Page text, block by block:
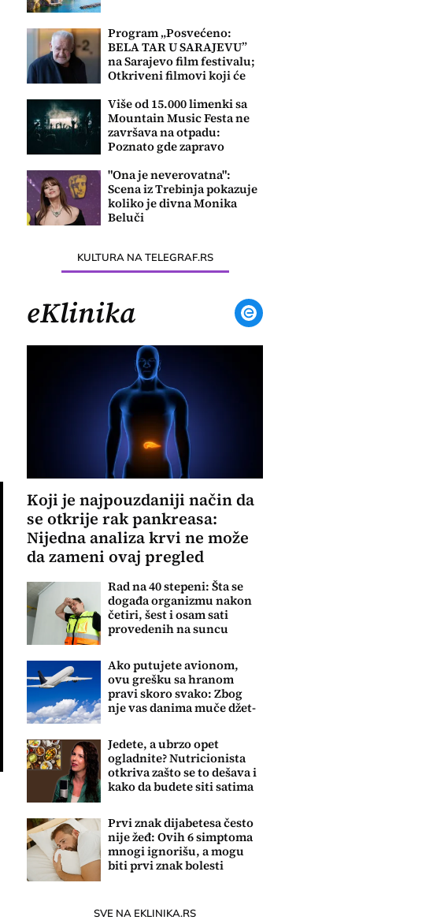
Program „Posvećeno:
BELA TAR U SARAJEVU”
na Sarajevo film festivalu;
Otkriveni filmovi koji će
Više od 15.000 limenki sa
Mountain Music Festa ne
završava na otpadu:
Poznato gde zapravo
"Ona je neverovatna":
Scena iz Trebinja pokazuje
koliko je divna Monika
Beluči
KULTURA NA TELEGRAF.RS
eKlinika
Koji je najpouzdaniji način da
se otkrije rak pankreasa:
Nijedna analiza krvi ne može
da zameni ovaj pregled
Rad na 40 stepeni: Šta se
događa organizmu nakon
četiri, šest i osam sati
provedenih na suncu
Ako putujete avionom,
ovu grešku sa hranom
pravi skoro svako: Zbog
nje vas danima muče džet-
Jedete, a ubrzo opet
ogladnite? Nutricionista
otkriva zašto se to dešava i
kako da budete siti satima
Prvi znak dijabetesa često
nije žeđ: Ovih 6 simptoma
mnogi ignorišu, a mogu
biti prvi znak bolesti
SVE NA EKLINIKA.RS